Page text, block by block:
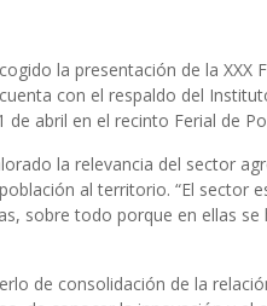
la presentación de la XXX
con el respaldo del
abril en el recinto Ferial de
la relevancia del sector
al territorio. “El sector
sobre todo porque en ellas se
de consolidación de la